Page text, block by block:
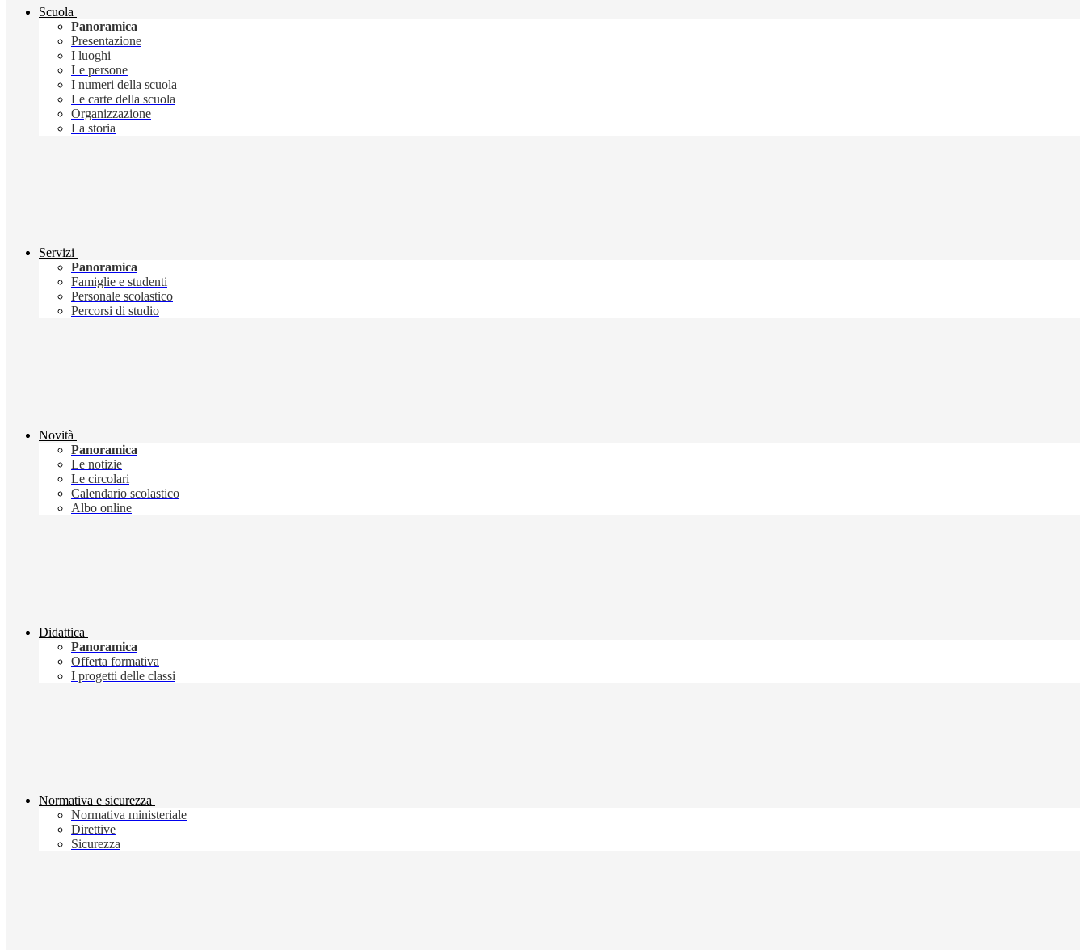
Scuola
Panoramica
Presentazione
I luoghi
Le persone
I numeri della scuola
Le carte della scuola
Organizzazione
La storia
Servizi
Panoramica
Famiglie e studenti
Personale scolastico
Percorsi di studio
Novità
Panoramica
Le notizie
Le circolari
Calendario scolastico
Albo online
Didattica
Panoramica
Offerta formativa
I progetti delle classi
Normativa e sicurezza
Normativa ministeriale
Direttive
Sicurezza